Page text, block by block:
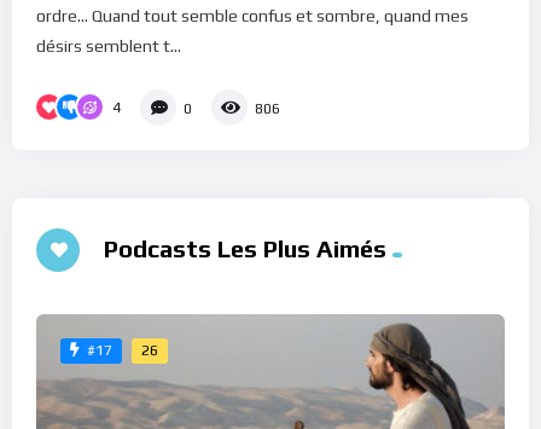
ordre... Quand tout semble confus et sombre, quand mes
désirs semblent t...
4 0 806
Podcasts Les Plus Aimés
#17 26